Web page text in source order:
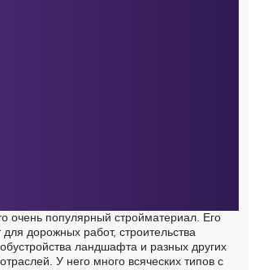
очень популярный стройматериал. Его
для дорожных работ, строительства
ландшафта и разных других
У него много всяческих типов с